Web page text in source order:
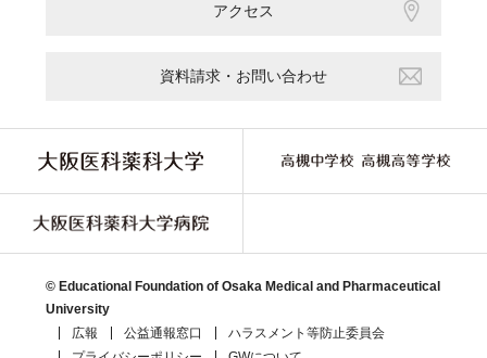
アクセス
資料請求・お問い合わせ
© Educational Foundation of Osaka Medical and Pharmaceutical
University
広報
公益通報窓口
ハラスメント等防止委員会